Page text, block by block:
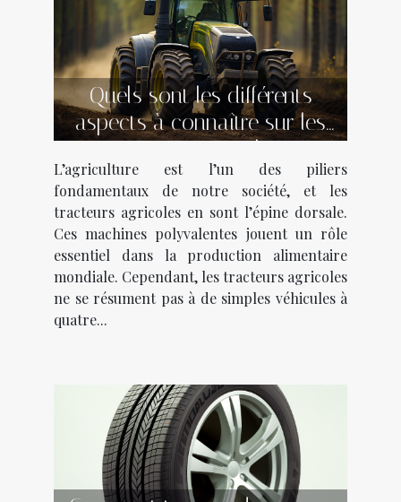
Quels sont les différents
aspects à connaître sur les
tracteurs agricoles ?
L’agriculture est l’un des piliers
fondamentaux de notre société, et les
tracteurs agricoles en sont l’épine dorsale.
Ces machines polyvalentes jouent un rôle
essentiel dans la production alimentaire
mondiale. Cependant, les tracteurs agricoles
ne se résument pas à de simples véhicules à
quatre...